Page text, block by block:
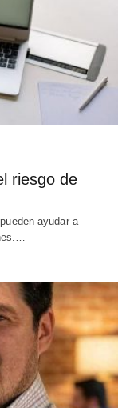
riesgo de
ayudar a